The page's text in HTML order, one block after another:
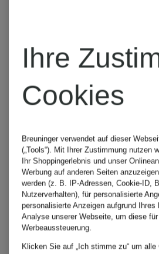
CYCLISTE
MAAP
Mammut
Ihre
Cookies
Breuninger verwendet auf dieser
(„Tools“). Mit Ihrer Zustimmung nutzen
Ihr Shoppingerlebnis und unser
Werbung auf anderen Seiten
werden (z. B. IP-Adressen, Cookie-ID,
Nutzerverhalten), für personalisierte
personalisierte Anzeigen aufgrund
Analyse unserer Webseite, um diese
Werbeaussteuerung.
Klicken Sie auf „Ich stimme zu“ um